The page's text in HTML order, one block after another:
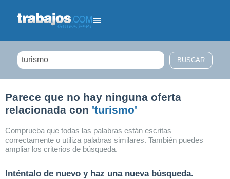
Parece que no hay ninguna oferta
relacionada con 'turismo'
Comprueba que todas las palabras están escritas
correctamente o utiliza palabras similares. También puedes
ampliar los criterios de búsqueda.
Inténtalo de nuevo y haz una nueva búsqueda.